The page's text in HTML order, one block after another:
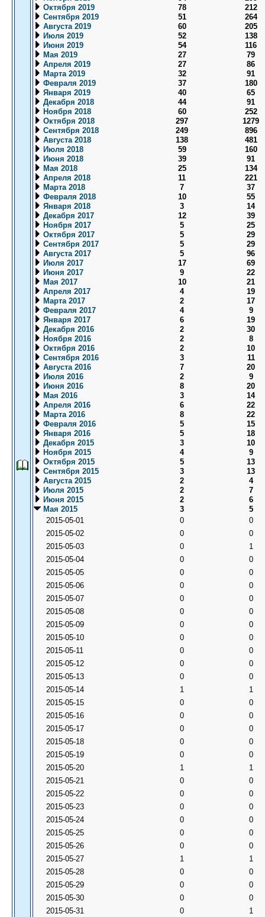
Октября 2019
78
212
Сентября 2019
51
264
Августа 2019
60
205
Июля 2019
52
138
Июня 2019
54
116
Мая 2019
27
79
Апреля 2019
27
86
Марта 2019
32
91
Февраля 2019
37
180
Января 2019
40
65
Декабря 2018
44
91
Ноября 2018
60
252
Октября 2018
297
1279
Сентября 2018
249
896
Августа 2018
138
481
Июля 2018
59
160
Июня 2018
39
91
Мая 2018
25
134
Апреля 2018
11
221
Марта 2018
7
37
Февраля 2018
10
55
Января 2018
3
14
Декабря 2017
12
39
Ноября 2017
5
25
Октября 2017
5
29
Сентября 2017
5
29
Августа 2017
5
96
Июля 2017
17
69
Июня 2017
9
22
Мая 2017
10
21
Апреля 2017
4
19
Марта 2017
2
17
Февраля 2017
4
9
Января 2017
6
19
Декабря 2016
2
30
Ноября 2016
2
8
Октября 2016
2
10
Сентября 2016
3
11
Августа 2016
7
20
Июля 2016
2
9
Июня 2016
8
20
Мая 2016
3
14
Апреля 2016
6
22
Марта 2016
8
22
Февраля 2016
5
15
Января 2016
5
18
Декабря 2015
3
10
Ноября 2015
4
9
Октября 2015
5
13
Сентября 2015
3
13
Августа 2015
2
4
Июля 2015
2
7
Июня 2015
2
6
Мая 2015
3
5
2015-05-01
0
0
2015-05-02
0
0
2015-05-03
0
1
2015-05-04
0
0
2015-05-05
0
0
2015-05-06
0
0
2015-05-07
0
0
2015-05-08
0
0
2015-05-09
0
0
2015-05-10
0
0
2015-05-11
0
0
2015-05-12
0
0
2015-05-13
0
0
2015-05-14
1
1
2015-05-15
0
0
2015-05-16
0
0
2015-05-17
0
0
2015-05-18
0
0
2015-05-19
0
0
2015-05-20
1
1
2015-05-21
0
0
2015-05-22
0
0
2015-05-23
0
0
2015-05-24
0
0
2015-05-25
0
0
2015-05-26
0
0
2015-05-27
1
1
2015-05-28
0
0
2015-05-29
0
0
2015-05-30
0
0
2015-05-31
0
1